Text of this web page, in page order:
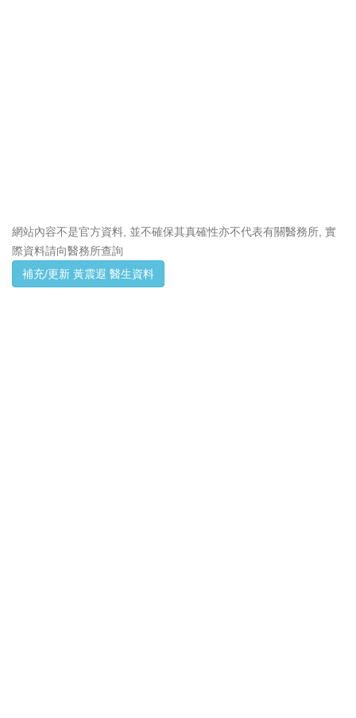
網站內容不是官方資料, 並不確保其真確性亦不代表有關醫務所, 實
際資料請向醫務所查詢
補充/更新 黃震遐 醫生資料